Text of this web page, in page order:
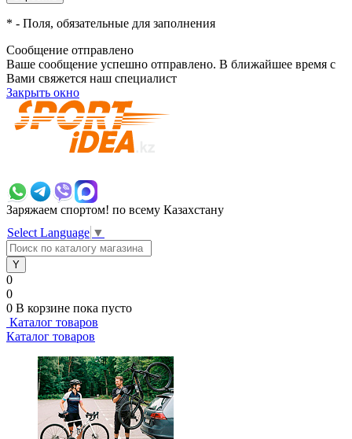
* - Поля, обязательные для заполнения
Сообщение отправлено
Ваше сообщение успешно отправлено. В ближайшее время с
Вами свяжется наш специалист
Закрыть окно
Заряжаем спортом! по всему Казахстану
Select Language ▼
0
0
0 В корзине пока пусто
Каталог товаров
Каталог товаров